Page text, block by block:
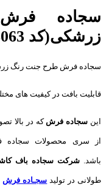
سجاده
زرشکی(کد 3063)
سجاده فرش طرح جنت رنگ
قابلیت بافت در کیفیت های
این سجاده فرش که در بالا
از سری محصولات
باشد.شرکت سجاده باف
طولانی در تولید سجـاده فرش